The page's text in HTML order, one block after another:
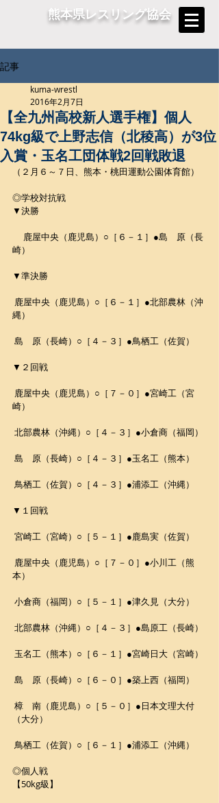
熊本県レスリング協会
記事
【全九州高校新人選手権】個人
74kg級で上野志信（北稜高）が3位
入賞・玉名工団体戦2回戦敗退
kuma-wrestl
2016年2月7日
（２月６～７日、熊本・桃田運動公園体育館）
◎学校対抗戦
▼決勝
崎）
▼準決勝
縄）
島　原（長崎）○［４－３］●鳥栖工（佐賀）
▼２回戦
崎）
北部農林（沖縄）○［４－３］●小倉商（福岡）
島　原（長崎）○［４－３］●玉名工（熊本）
鳥栖工（佐賀）○［４－３］●浦添工（沖縄）
▼１回戦
宮崎工（宮崎）○［５－１］●鹿島実（佐賀）
本）
小倉商（福岡）○［５－１］●津久見（大分）
北部農林（沖縄）○［４－３］●島原工（長崎）
玉名工（熊本）○［６－１］●宮崎日大（宮崎）
島　原（長崎）○［６－０］●築上西（福岡）
（大分）
鳥栖工（佐賀）○［６－１］●浦添工（沖縄）
◎個人戦
【50kg級】